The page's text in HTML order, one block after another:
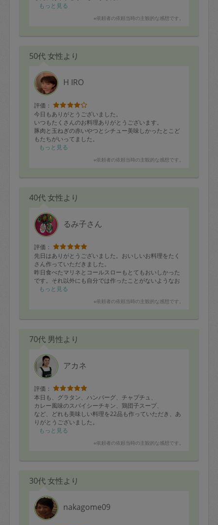
もっと見る
※依頼者の依頼当時の主観的な感想です。
50代 女性より
H IRO
評価：
今日もありがとうございました。
いつもたくさんのお料理ありがとうございます。
豚肉と玉ねぎの赤いやつとシチュー美味しかったとこど
もたちがいってました。
私はこれからいただきます。
かもしれません。一個は蛇口の横においてありました
いいですけど。
もっと見る
※依頼者の依頼当時の主観的な感想です。
40代 女性より
るみ子さん
評価：
先日はありがとうございました。おいしいお料理をたく
さん作っていただきました。
昨日食べたマリネとコールスローもとてもおいしかった
です。それ以外にも自分では作ったことがないようなお
料理もいくつかあり、おいしくいただいてます。
すぐ食べてしまって写真が撮れなかったのが残念です。
もっと見る
※依頼者の依頼当時の主観的な感想です。
70代 男性より
アカネ
評価：
本日も、グラタン、ハンバーグ、チャプチュ、
カレー風味のスパイシーチキン、鶏団子スープ、
など、どれも美味しい料理を22品も作っていただき、あ
りがとうございました。
毎日、楽しみに、食べています。
色々な料理を作ってくれるので、感心しています。
もっと見る
※依頼者の依頼当時の主観的な感想です。
30代 女性より
nakagome09